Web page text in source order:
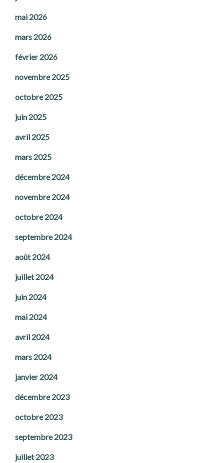
mai 2026
mars 2026
février 2026
novembre 2025
octobre 2025
juin 2025
avril 2025
mars 2025
décembre 2024
novembre 2024
octobre 2024
septembre 2024
août 2024
juillet 2024
juin 2024
mai 2024
avril 2024
mars 2024
janvier 2024
décembre 2023
octobre 2023
septembre 2023
juillet 2023